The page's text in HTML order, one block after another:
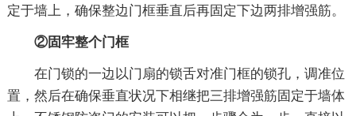
定于墙上，确保整边门框垂直后再固定下边两排增强筋。
②固牢整个门框
在门锁的一边以门扇的锁舌对准门框的锁孔，调准位
置，然后在确保垂直状况下相继把三排增强筋固定于墙体